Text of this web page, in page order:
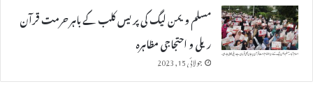
مسلم ویمن لیگ کی پریس کلب کے باہر حرمت قرآن
ریلی و احتجاجی مظاہرہ
جولائی 15, 2023